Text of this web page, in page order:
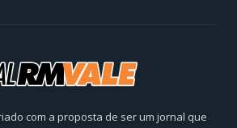
com a proposta de ser um jornal que